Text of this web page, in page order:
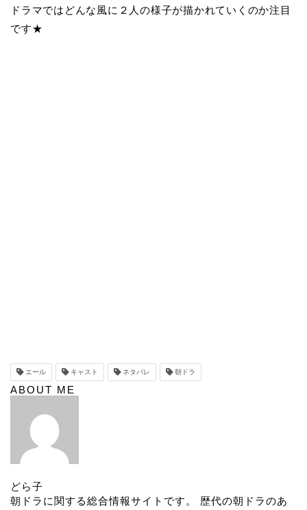
ドラマではどんな風に２人の様子が描かれていくのか注目
です★
エール キャスト ネタバレ 朝ドラ
ABOUT ME
どら子
朝ドラに関する総合情報サイトです。 歴代の朝ドラのあ